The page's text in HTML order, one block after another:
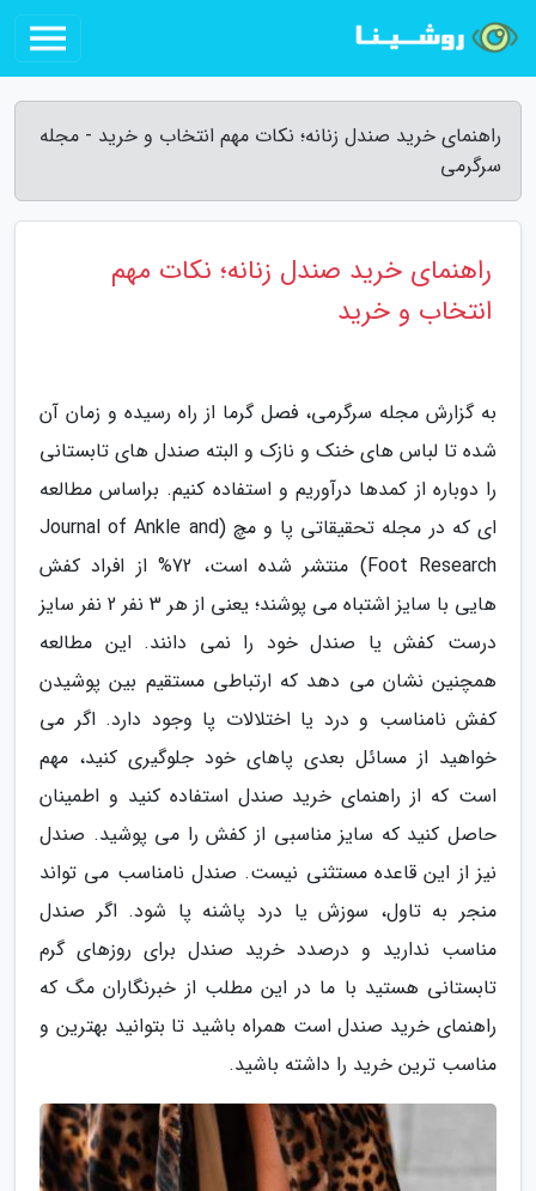
راهنمای خرید صندل زنانه؛ نکات مهم انتخاب و خرید - مجله
سرگرمی
راهنمای خرید صندل زنانه؛ نکات مهم
انتخاب و خرید
به گزارش مجله سرگرمی، فصل گرما از راه رسیده و زمان آن
شده تا لباس های خنک و نازک و البته صندل های تابستانی
را دوباره از کمدها درآوریم و استفاده کنیم. براساس مطالعه
ای که در مجله تحقیقاتی پا و مچ (Journal of Ankle and
Foot Research) منتشر شده است، 72% از افراد کفش
هایی با سایز اشتباه می پوشند؛ یعنی از هر 3 نفر 2 نفر سایز
درست کفش یا صندل خود را نمی دانند. این مطالعه
همچنین نشان می دهد که ارتباطی مستقیم بین پوشیدن
کفش نامناسب و درد یا اختلالات پا وجود دارد. اگر می
خواهید از مسائل بعدی پاهای خود جلوگیری کنید، مهم
است که از راهنمای خرید صندل استفاده کنید و اطمینان
حاصل کنید که سایز مناسبی از کفش را می پوشید. صندل
نیز از این قاعده مستثنی نیست. صندل نامناسب می تواند
منجر به تاول، سوزش یا درد پاشنه پا شود. اگر صندل
مناسب ندارید و درصدد خرید صندل برای روزهای گرم
تابستانی هستید با ما در این مطلب از خبرنگاران مگ که
راهنمای خرید صندل است همراه باشید تا بتوانید بهترین و
مناسب ترین خرید را داشته باشید.